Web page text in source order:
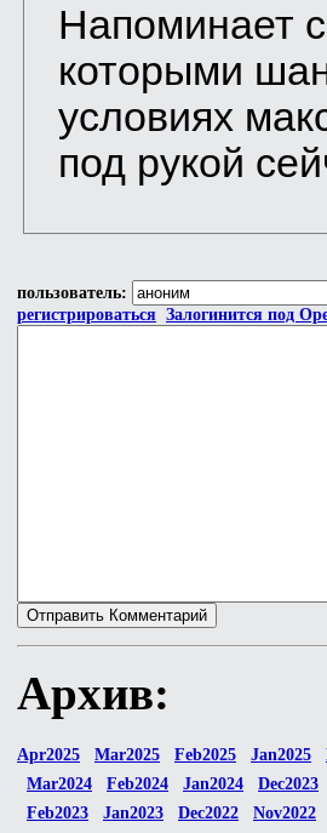
Напоминает
которыми
условиях
под рукой
пользователь:
регистрироваться Залогинится под
Архив:
Apr2025 Mar2025 Feb2025 Jan2025
Mar2024
Feb2024 Jan2024 Dec2023
Feb2023
Jan2023 Dec2022 Nov2022